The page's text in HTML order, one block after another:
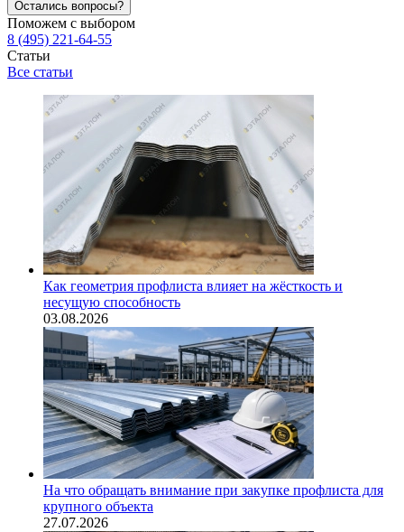
Остались вопросы?
Поможем с выбором
8 (495) 221-64-55
Статьи
Все статьи
Как геометрия профлиста влияет на жёсткость и
несущую способность
03.08.2026
На что обращать внимание при закупке профлиста для
крупного объекта
27.07.2026